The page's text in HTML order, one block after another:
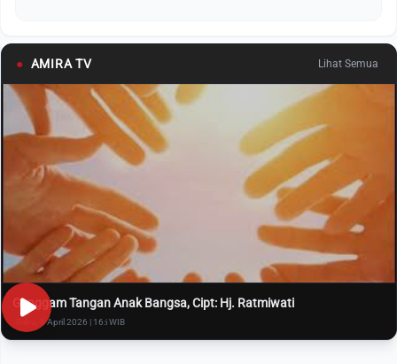
● AMIRA TV Lihat Semua
Genggam Tangan Anak Bangsa, Cipt: Hj. Ratmiwati
Rabu, 8 April 2026 | 16:i WIB